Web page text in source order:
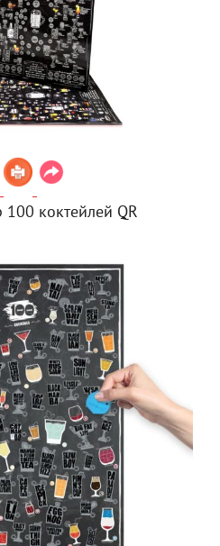
100 коктейлей QR